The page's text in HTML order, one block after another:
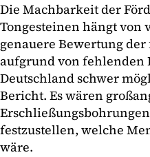
Die Machbarkeit der
Tongesteinen hängt von
genauere Bewertung
aufgrund von fehlenden
Deutschland schwer
Bericht. Es wären
festzustellen, welche
wäre.